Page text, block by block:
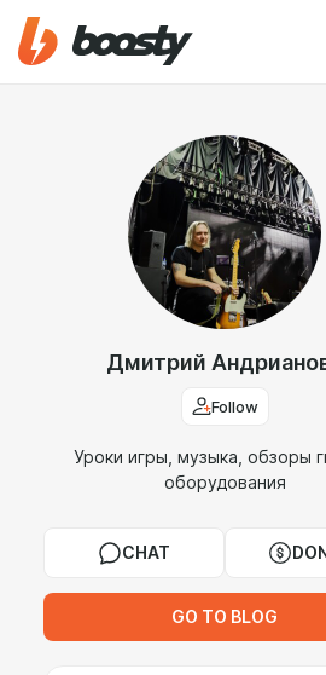
Дмитрий
Follow
Уроки игры, музыка, обзоры
оборудования
CHAT
GO TO BLOG